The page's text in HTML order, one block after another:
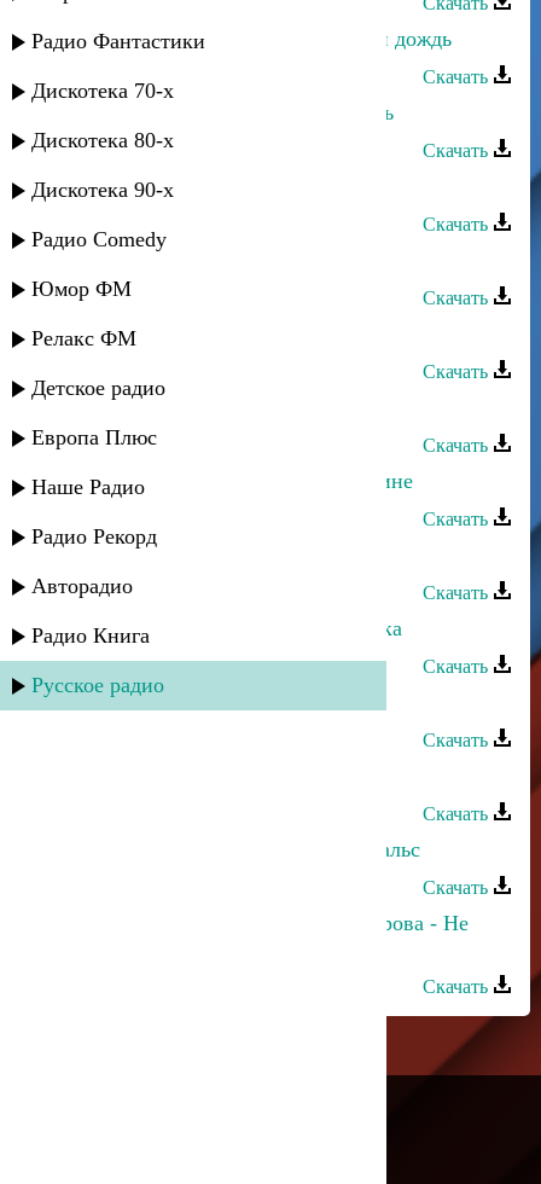
Радио Фантастики
Дискотека 70-х
Дискотека 80-х
Дискотека 90-х
Радио Comedy
Юмор ФМ
Релакс ФМ
Детское радио
Европа Плюс
Наше Радио
Радио Рекорд
Авторадио
Радио Книга
Русское радио
Сергей Ильясафов - Сумасшедший дождь
Скачать
Сергей Ильясафов - Первая любовь
Скачать
Сергей Ильясафов - Одиночество
Скачать
Скачать
Сергей Ильясафов - Не жалей
Скачать
Сергей Ильясафов - Марьяночка
Скачать
Сергей Ильясафов - Любовь к родине
Скачать
Сергей Ильясафов - Край родной
Скачать
Сергей Ильясафов - Еврей и казачка
Скачать
Сергей Ильясафов - Дагестан
Скачать
Скачать
Сергей Ильясафов - Аксаевский вальс
Скачать
Сергей Ильясафов и Полина Питарова - Не
Скачать